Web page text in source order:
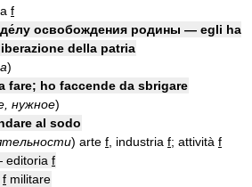
f
освобождения родины — egli ha
della patria
)
fare; ho faccende da sbrigare
нужное)
al sodo
) arte f , industria f; attività f
editoria f
f militare